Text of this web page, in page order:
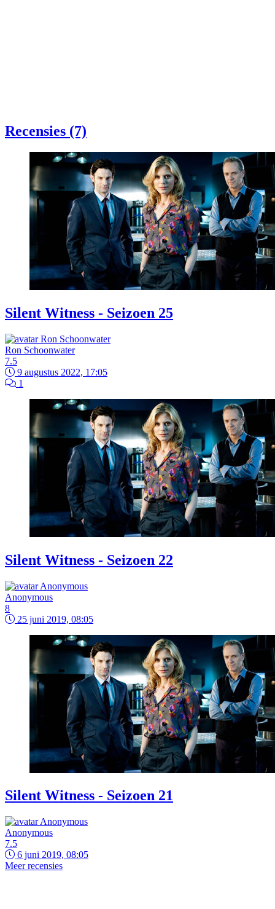
Recensies (7)
Silent Witness - Seizoen 25
Ron Schoonwater
7.5
9 augustus 2022, 17:05
1
Silent Witness - Seizoen 22
Anonymous
8
25 juni 2019, 08:05
Silent Witness - Seizoen 21
Anonymous
7.5
6 juni 2019, 08:05
Meer recensies